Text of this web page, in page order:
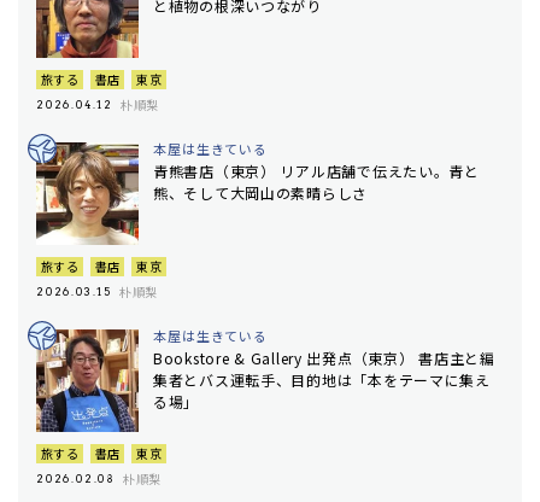
と植物の根深いつながり
旅する 書店 東京
2026.04.12 朴順梨
本屋は生きている
青熊書店（東京） リアル店舗で伝えたい。青と
熊、そして大岡山の素晴らしさ
旅する 書店 東京
2026.03.15 朴順梨
本屋は生きている
Bookstore & Gallery 出発点（東京） 書店主と編
集者とバス運転手、目的地は「本をテーマに集え
る場」
旅する 書店 東京
2026.02.08 朴順梨